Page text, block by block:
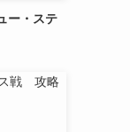
ー・ステ